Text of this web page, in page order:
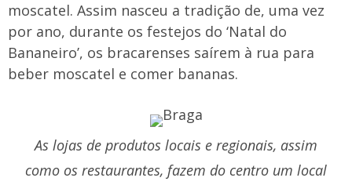
moscatel. Assim nasceu a tradição de, uma vez
por ano, durante os festejos do ‘Natal do
Bananeiro’, os bracarenses saírem à rua para
beber moscatel e comer bananas.
As lojas de produtos locais e regionais, assim
como os restaurantes, fazem do centro um local